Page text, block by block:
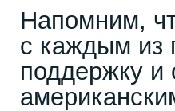
Напомним,
с каждым из
поддержку и